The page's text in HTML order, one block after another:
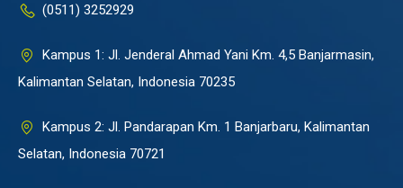
(0511) 3252929
Kampus 1: Jl. Jenderal Ahmad Yani Km. 4,5 Banjarmasin,
Kalimantan Selatan, Indonesia 70235
Kampus 2: Jl. Pandarapan Km. 1 Banjarbaru, Kalimantan
Selatan, Indonesia 70721